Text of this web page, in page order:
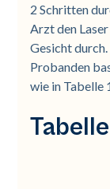
2 Schritten
Arzt den
Gesicht
Probanden
wie in Tabelle
Tabelle